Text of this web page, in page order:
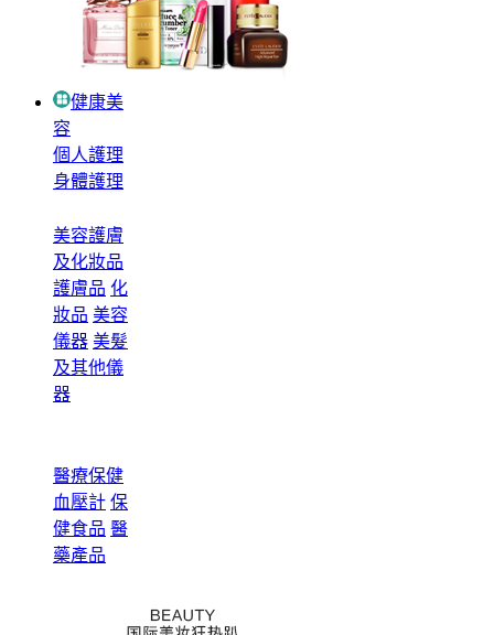
健康美
容
個人護理
身體護理
美容護膚
及化妝品
護膚品 化
妝品 美容
儀器 美髮
及其他儀
器
醫療保健
血壓計 保
健食品 醫
藥產品